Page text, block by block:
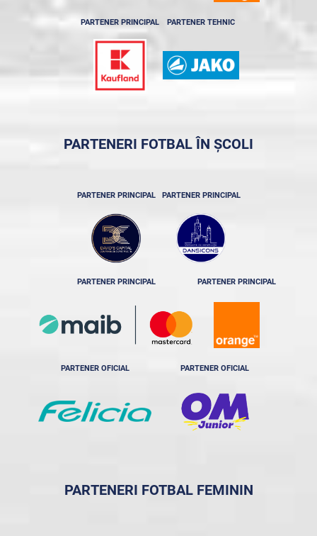
PARTENER PRINCIPAL PARTENER TEHNIC
PARTENERI FOTBAL ÎN ȘCOLI
PARTENER PRINCIPAL PARTENER PRINCIPAL
PARTENER PRINCIPAL PARTENER PRINCIPAL
PARTENER OFICIAL PARTENER OFICIAL
PARTENERI FOTBAL FEMININ